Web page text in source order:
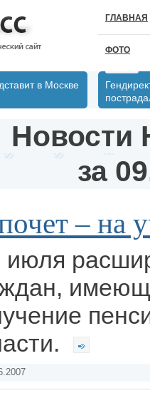
ГЛАВНАЯ
ФОТО
в Москве
Новости
за
– на